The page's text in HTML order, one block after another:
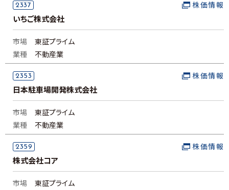
2337
いちご株式会社
株価情報
市場
東証プライム
業種
不動産業
2353
日本駐車場開発株式会社
株価情報
市場
東証プライム
業種
不動産業
2359
株式会社コア
株価情報
市場
東証プライム